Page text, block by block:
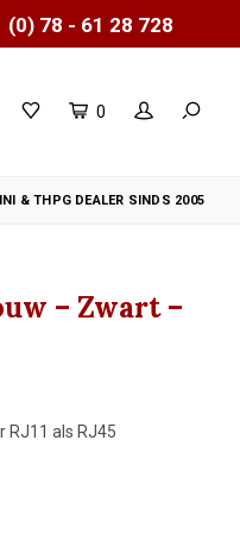
(0) 78 - 61 28 728
0
& THPG DEALER SINDS 2005
– Zwart –
RJ11 als RJ45